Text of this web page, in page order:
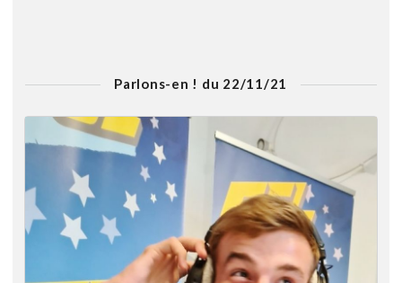
Parlons-en ! du 22/11/21